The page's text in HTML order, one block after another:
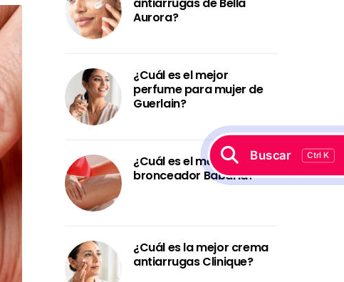
Aurora?
¿Cuál es el mejor
perfume para mujer de
Guerlain?
¿Cuál es el mejor
bronceador Babaria?
¿Cuál es la mejor crema
antiarrugas Clinique?
Buscar Ctrl K